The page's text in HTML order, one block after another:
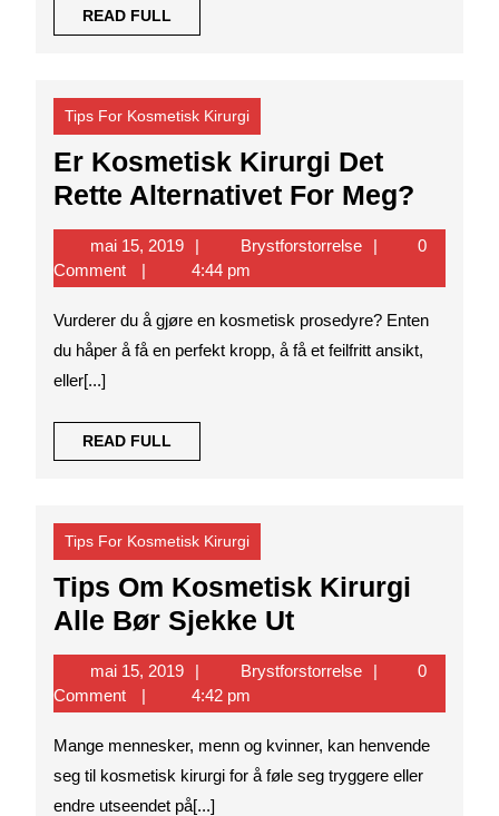
READ FULL
FULL
Tips For Kosmetisk Kirurgi
Er Kosmetisk Kirurgi Det
Rette Alternativet For Meg?
Det
Rette
mai 15, 2019mai
15,
2019
BrystforstorrelseBrystforstorrelse
0
Comment
4:44 pm
Vurderer du å gjøre en kosmetisk prosedyre? Enten
du håper å få en perfekt kropp, å få et feilfritt ansikt,
eller[...]
READ FULL
FULL
Tips For Kosmetisk Kirurgi
Tips Om Kosmetisk Kirurgi
Alle Bør Sjekke UtTips
Om
Kosmetisk
Kirurgi
Alle
Bør
mai 15, 2019mai
15,
2019
BrystforstorrelseBrystforstorrelse
0
Comment
4:42 pm
Mange mennesker, menn og kvinner, kan henvende
seg til kosmetisk kirurgi for å føle seg tryggere eller
endre utseendet på[...]